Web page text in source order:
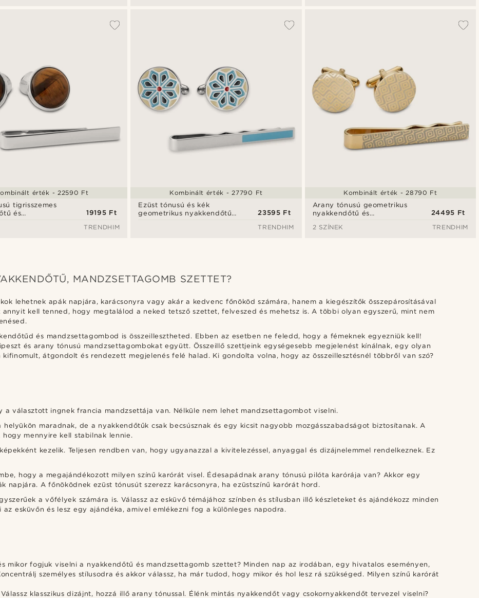
tigrisszemes
és
19195 Ft
érték - 22590 Ft
TRENDHIM
Ezüst tónusú és kék
geometrikus nyakkendőtű
23595 Ft
Kombinált érték - 27790 Ft
TRENDHIM
Arany tónusú geometrikus
nyakkendőtű és
24495 Ft
Kombinált érték - 28790 Ft
2 SZÍNEK TRENDHIM
MANDZSETTAGOMB SZETTET?
lehetnek apák napjára, karácsonyra vagy akár a kedvenc főnököd számára, hanem a kiegészítők összepárosításával
annyit kell tenned, hogy megtalálod a neked tetsző szettet, felveszed és mehetsz is. A többi olyan egyszerű, mint nem
és mandzsettagombod is összeillesztheted. Ebben az esetben ne feledd, hogy a fémeknek egyezniük kell!
és arany tónusú mandzsettagombokat együtt. Összeillő szettjeink egységesebb megjelenést kínálnak, egy olyan
átgondolt és rendezett megjelenés felé halad. Ki gondolta volna, hogy az összeillesztésnél többről van szó?
a választott ingnek francia mandzsettája van. Nélküle nem lehet mandzsettagombot viselni.
maradnak, de a nyakkendőtűk csak becsúsznak és egy kicsit nagyobb mozgásszabadságot biztosítanak. A
mennyire kell stabilnak lennie.
kezelik. Teljesen rendben van, hogy ugyanazzal a kivitelezéssel, anyaggal és dizájnelemmel rendelkeznek. Ez
hogy a megajándékozott milyen színű karórát visel. Édesapádnak arany tónusú pilóta karórája van? Akkor egy
napjára. A főnöködnek ezüst tónusút szerezz karácsonyra, ha ezüstszínű karórát hord.
a vőfélyek számára is. Válassz az esküvő témájához színben és stílusban illő készleteket és ajándékozz minden
esküvőn és lesz egy ajándéka, amivel emlékezni fog a különleges napodra.
mikor fogjuk viselni a nyakkendőtű és mandzsettagomb szettet? Minden nap az irodában, egy hivatalos eseményen,
személyes stílusodra és akkor válassz, ha már tudod, hogy mikor és hol lesz rá szükséged. Milyen színű karórát
klasszikus dizájnt, hozzá illő arany tónussal. Élénk mintás nyakkendőt vagy csokornyakkendőt tervezel viselni?